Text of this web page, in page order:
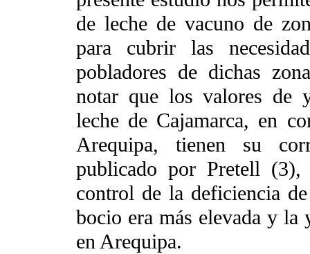
de leche de vacuno de
para cubrir las
pobladores de dichas
notar que los valores de
leche de Cajamarca, en
Arequipa, tienen su
publicado por Pretell (3),
control de la deficiencia
bocio era más elevada y la
en Arequipa.